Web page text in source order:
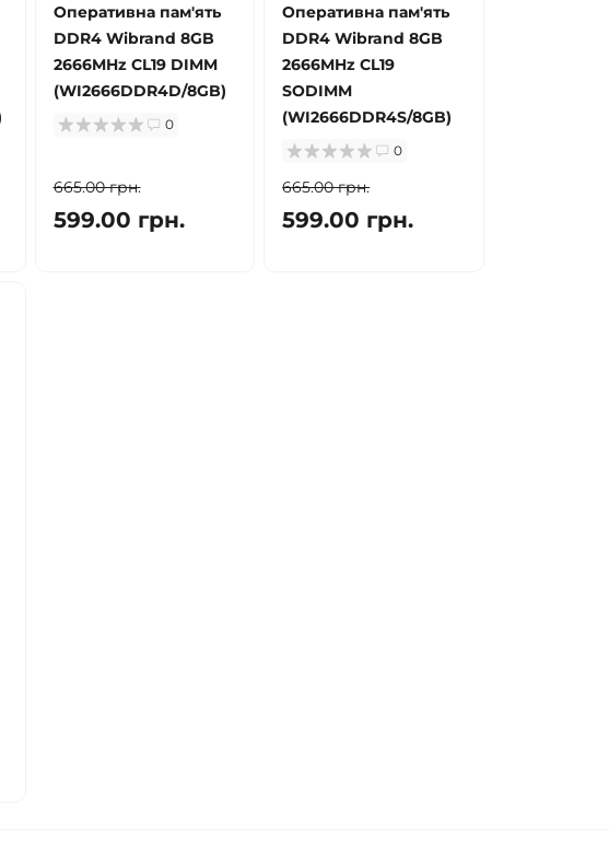
Оперативна пам'ять
DDR4 Wibrand 8GB
2666MHz CL19 DIMM
(WI2666DDR4D/8GB)
0
665.00 грн.
599.00 грн.
Оперативна пам'ять
DDR4 Wibrand 8GB
2666MHz CL19
SODIMM
(WI2666DDR4S/8GB)
0
665.00 грн.
599.00 грн.